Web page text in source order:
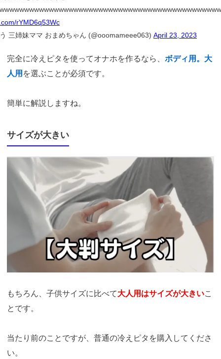
rYMD6q53Wc
三姉妹ママ おまめちゃん (@ooomameee063) April 23, 2023
完全に冷えピタを使ってオナホを作るなら、 ボディ用。大
人用 を選ぶことが必須です。
簡単に解説しますね。
サイズが大きい
もちろん、子供サイズに比べて大人用はサイズが大きいこ
とです。
当たり前のことですが、普通の冷えピタを購入してくださ
い。